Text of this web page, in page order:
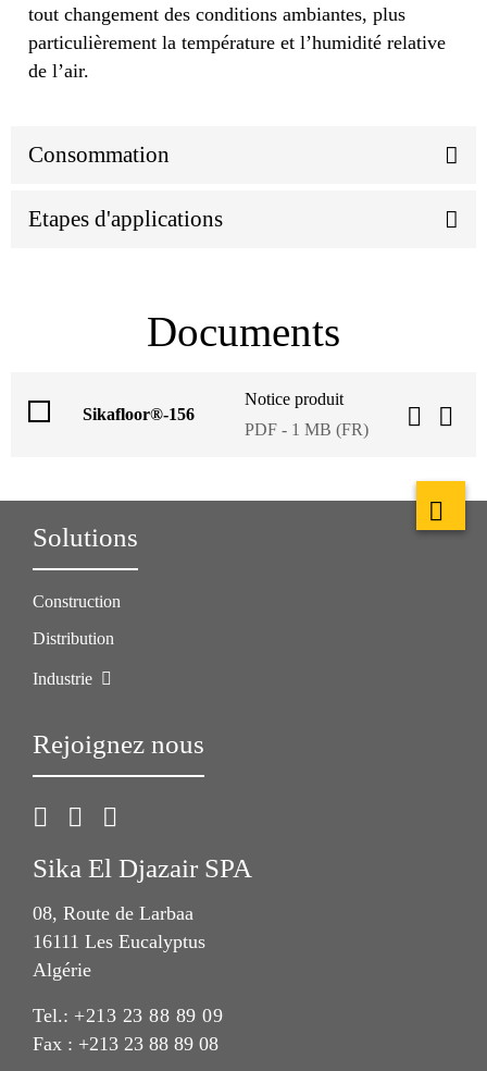
tout changement des conditions ambiantes, plus
particulièrement la température et l’humidité relative
de l’air.
Consommation
Etapes d'applications
Documents
Sikafloor®-156
Notice produit
PDF - 1 MB (FR)
Solutions
Construction
Distribution
Industrie
Rejoignez nous
Sika El Djazair SPA
08, Route de Larbaa
16111 Les Eucalyptus
Algérie
Tel.: +213 23 88 89 09
Fax : +213 23 88 89 08